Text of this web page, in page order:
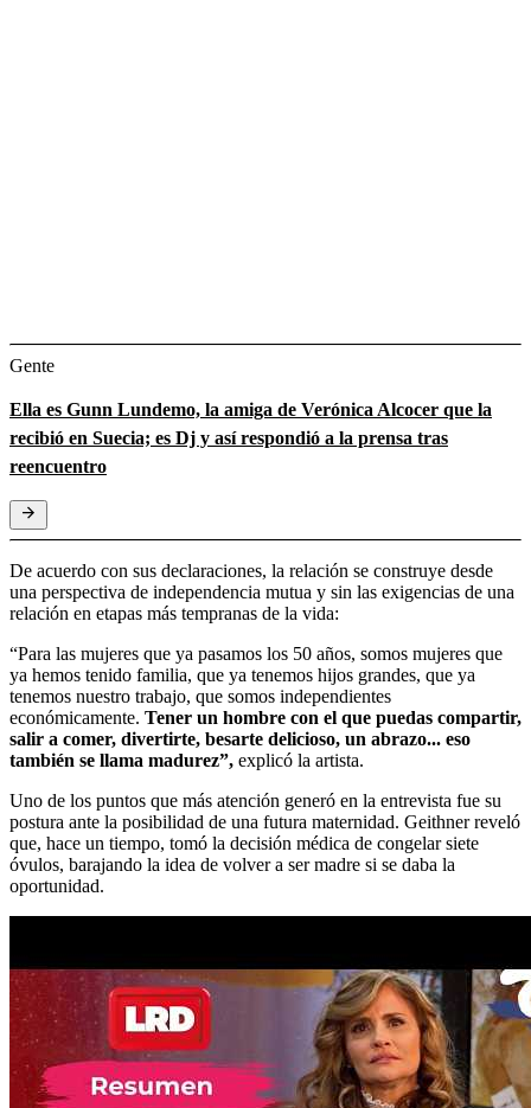
Gente
Ella es Gunn Lundemo, la amiga de Verónica Alcocer que la
recibió en Suecia; es Dj y así respondió a la prensa tras
reencuentro
De acuerdo con sus declaraciones, la relación se construye desde
una perspectiva de independencia mutua y sin las exigencias de una
relación en etapas más tempranas de la vida:
“Para las mujeres que ya pasamos los 50 años, somos mujeres que
ya hemos tenido familia, que ya tenemos hijos grandes, que ya
tenemos nuestro trabajo, que somos independientes
económicamente. Tener un hombre con el que puedas compartir,
salir a comer, divertirte, besarte delicioso, un abrazo... eso
también se llama madurez”, explicó la artista.
Uno de los puntos que más atención generó en la entrevista fue su
postura ante la posibilidad de una futura maternidad. Geithner reveló
que, hace un tiempo, tomó la decisión médica de congelar siete
óvulos, barajando la idea de volver a ser madre si se daba la
oportunidad.